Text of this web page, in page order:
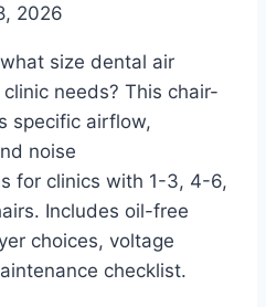
2026
size dental air
needs? This chair-
specific airflow,
noise
for clinics with 1-3, 4-6,
Includes oil-free
choices, voltage
checklist.